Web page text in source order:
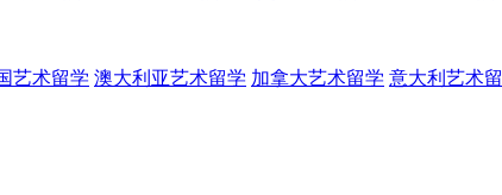
艺术留学 澳大利亚艺术留学 加拿大艺术留学 意大利艺术